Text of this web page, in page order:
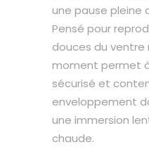
une pause pleine
Pensé pour
douces du ventre
moment permet
sécurisé et
enveloppement
une immersion
chaude.